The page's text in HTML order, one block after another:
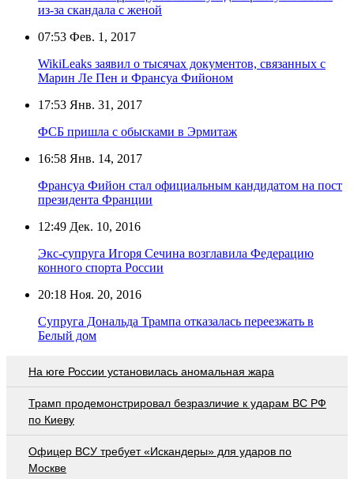
из-за скандала с женой
07:53 Фев. 1, 2017
WikiLeaks заявил о тысячах документов, связанных с
Марин Ле Пен и Франсуа Фийоном
17:53 Янв. 31, 2017
ФСБ пришла с обысками в Эрмитаж
16:58 Янв. 14, 2017
Франсуа Фийон стал официальным кандидатом на пост
президента Франции
12:49 Дек. 10, 2016
Экс-супруга Игоря Сечина возглавила Федерацию
конного спорта России
20:18 Ноя. 20, 2016
Супруга Дональда Трампа отказалась переезжать в
Белый дом
На юге России установилась аномальная жара
Трамп продемонстрировал безразличие к ударам ВС РФ
по Киеву
Офицер ВСУ требует «Искандеры» для ударов по
Москве